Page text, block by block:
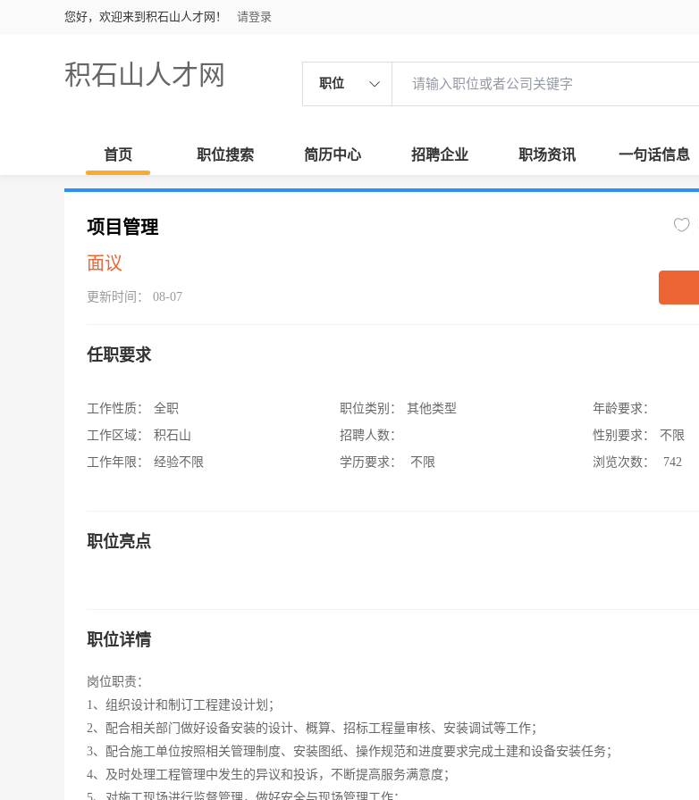
您好，欢迎来到积石山人才网！ 请登录
积石山人才网 职位
首页 职位搜索 简历中心 招聘企业 职场资讯 一句话信息
项目管理
面议
更新时间： 08-07
任职要求
工作性质：
全职
工作区域：
积石山
工作年限：
经验不限
职位类别：
其他类型
招聘人数：
学历要求：
不限
年龄要求：
性别要求：
不限
浏览次数：
742
职位亮点
职位详情
岗位职责：
1、组织设计和制订工程建设计划；
2、配合相关部门做好设备安装的设计、概算、招标工程量审核、安装调试等工作；
3、配合施工单位按照相关管理制度、安装图纸、操作规范和进度要求完成土建和设备安装任务；
4、及时处理工程管理中发生的异议和投诉，不断提高服务满意度；